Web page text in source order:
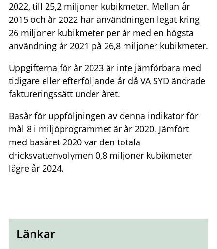
2022, till 25,2 miljoner kubikmeter. Mellan år
2015 och år 2022 har användningen legat kring
26 miljoner kubikmeter per år med en högsta
användning år 2021 på 26,8 miljoner kubikmeter.
Uppgifterna för år 2023 är inte jämförbara med
tidigare eller efterföljande år då VA SYD ändrade
faktureringssätt under året.
Basår för uppföljningen av denna indikator för
mål 8 i miljöprogrammet är år 2020. Jämfört
med basåret 2020 var den totala
dricksvattenvolymen 0,8 miljoner kubikmeter
lägre år 2024.
Länkar